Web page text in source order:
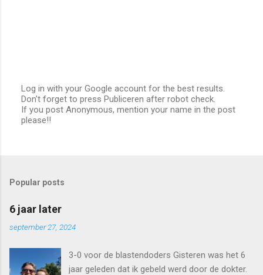
E
e
n
i
p
o
s
e
Log in with your Google account for the best results.
Don't forget to press Publiceren after robot check.
If you post Anonymous, mention your name in the post
please!!
Popular posts
6 jaar later
september 27, 2024
3-0 voor de blastendoders Gisteren was het 6
jaar geleden dat ik gebeld werd door de dokter.